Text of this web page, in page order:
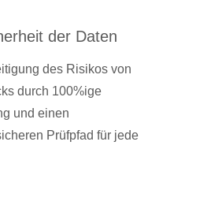
der Daten
des Risikos von
durch 100%ige
und einen
Prüfpfad für jede